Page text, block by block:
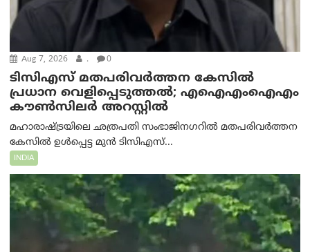
Aug 7, 2026 . 0
ടിസിഎസ് മതപരിവർത്തന കേസിൽ
പ്രധാന വെളിപ്പെടുത്തൽ; എഐഎംഐഎം
കൗൺസിലർ അറസ്റ്റിൽ
മഹാരാഷ്ട്രയിലെ ഛത്രപതി സംഭാജിനഗറിൽ മതപരിവർത്തന
കേസിൽ ഉൾപ്പെട്ട മുൻ ടിസിഎസ്...
INDIA